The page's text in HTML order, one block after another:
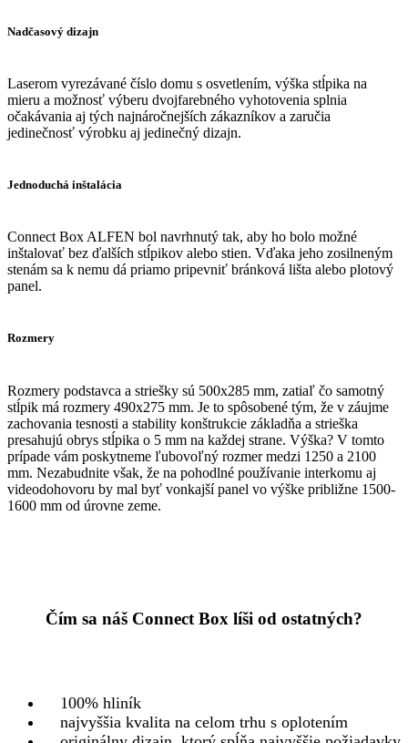
Nadčasový dizajn
Laserom vyrezávané číslo domu s osvetlením, výška stĺpika na
mieru a možnosť výberu dvojfarebného vyhotovenia splnia
očakávania aj tých najnáročnejších zákazníkov a zaručia
jedinečnosť výrobku aj jedinečný dizajn.
Jednoduchá inštalácia
Connect Box ALFEN bol navrhnutý tak, aby ho bolo možné
inštalovať bez ďalších stĺpikov alebo stien. Vďaka jeho zosilneným
stenám sa k nemu dá priamo pripevniť bránková lišta alebo plotový
panel.
Rozmery
Rozmery podstavca a striešky sú 500x285 mm, zatiaľ čo samotný
stĺpik má rozmery 490x275 mm. Je to spôsobené tým, že v záujme
zachovania tesnosti a stability konštrukcie základňa a strieška
presahujú obrys stĺpika o 5 mm na každej strane. Výška? V tomto
prípade vám poskytneme ľubovoľný rozmer medzi 1250 a 2100
mm. Nezabudnite však, že na pohodlné používanie interkomu aj
videodohovoru by mal byť vonkajší panel vo výške približne 1500-
1600 mm od úrovne zeme.
Čím sa náš Connect Box líši od ostatných?
100% hliník
najvyššia kvalita na celom trhu s oplotením